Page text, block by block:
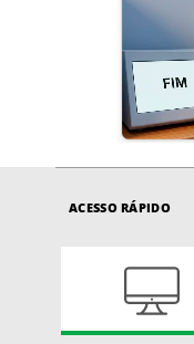
ACESSO RÁPIDO